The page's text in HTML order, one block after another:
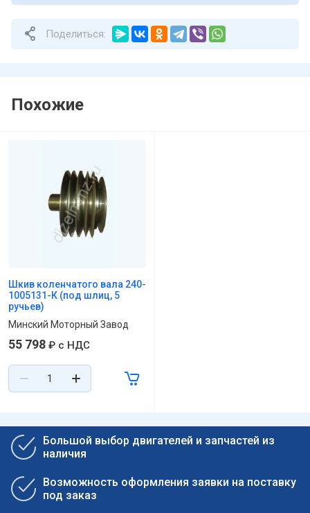
Поделиться:
Похожие
Шкив коленчатого вала 240-
1005131-К (под шлиц, 5
ручьев)
Минский Моторный Завод
55 798 ₽ с НДС
Большой выбор двигателей и запчастей из
наличия
Возможность оформления заявки на поставку
под заказ